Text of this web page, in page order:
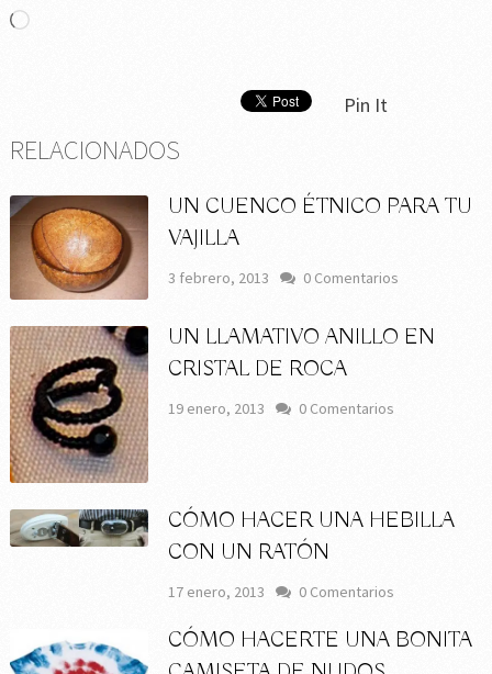
Cargando...
Pin It
RELACIONADOS
UN CUENCO ÉTNICO PARA TU
VAJILLA
3 febrero, 2013 0 Comentarios
UN LLAMATIVO ANILLO EN
CRISTAL DE ROCA
19 enero, 2013 0 Comentarios
CÓMO HACER UNA HEBILLA
CON UN RATÓN
17 enero, 2013 0 Comentarios
CÓMO HACERTE UNA BONITA